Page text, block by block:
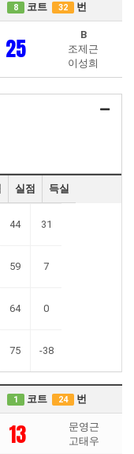
8 코트 32 번
25
B
조제근
이성희
실점 득실
44 31
59 7
64 0
75 -38
1 코트 24 번
13
문영근
고태우